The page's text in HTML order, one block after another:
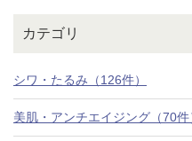
カテゴリ
シワ・たるみ（126件）
美肌・アンチエイジング（70件